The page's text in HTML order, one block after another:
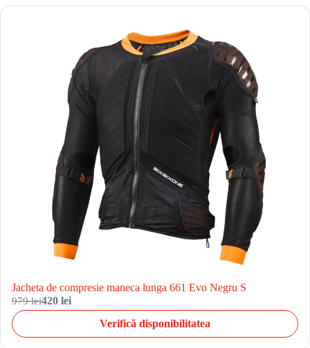
Jacheta de compresie maneca lunga 661 Evo Negru S
979 lei420 lei
Verifică disponibilitatea